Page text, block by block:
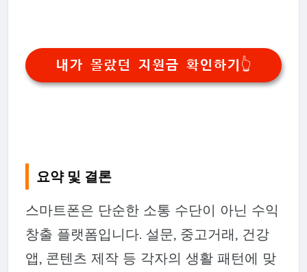
내가 몰랐던 지원금 확인하기👆
요약 및 결론
스마트폰은 단순한 소통 수단이 아닌 수익
창출 플랫폼입니다. 설문, 중고거래, 건강
앱, 콘텐츠 제작 등 각자의 생활 패턴에 맞